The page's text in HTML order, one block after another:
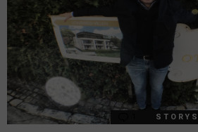
Comment
STORYS